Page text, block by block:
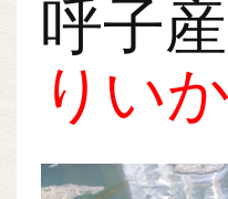
呼子産
りいか